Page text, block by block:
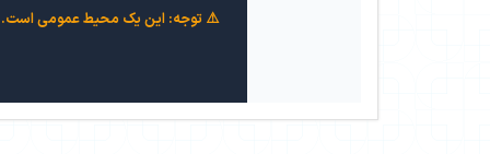
⚠️ توجه: این یک محیط عمومی است.